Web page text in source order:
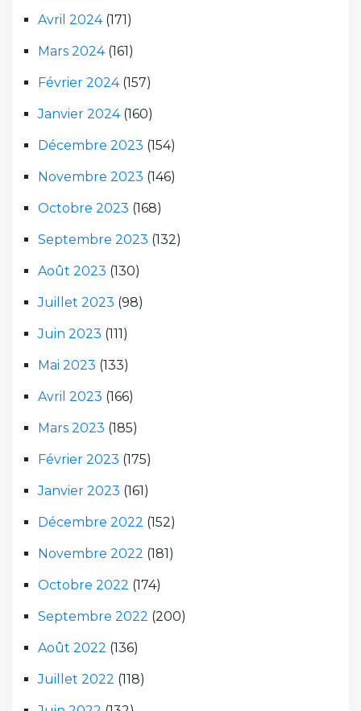
Avril 2024(171)
Mars 2024(161)
Février 2024(157)
Janvier 2024(160)
Décembre 2023 (154)
Novembre 2023 (146)
Octobre 2023 (168)
Septembre 2023 (132)
Août 2023 (130)
Juillet 2023 (98)
Juin 2023 (111)
Mai 2023 (133)
Avril 2023 (166)
Mars 2023 (185)
Février 2023 (175)
Janvier 2023 (161)
Décembre 2022 (152)
Novembre 2022 (181)
Octobre 2022 (174)
Septembre 2022 (200)
Août 2022 (136)
Juillet 2022 (118)